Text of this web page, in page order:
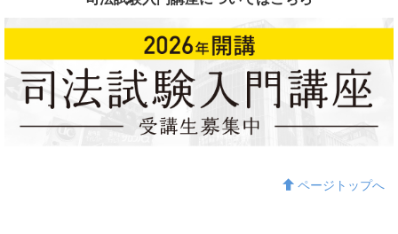
ページトップへ